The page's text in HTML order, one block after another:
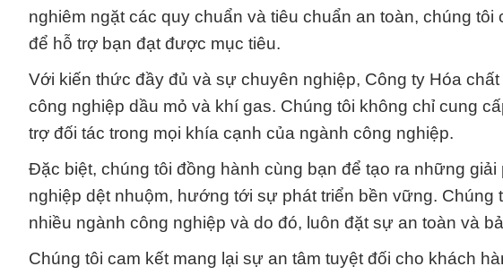
nghiêm ngặt các quy chuẩn và tiêu chuẩn an toàn, chúng
để hỗ trợ bạn đạt được mục tiêu.
Với kiến thức đầy đủ và sự chuyên nghiệp, Công ty Hóa
công nghiệp dầu mỏ và khí gas. Chúng tôi không chỉ cung
trợ đối tác trong mọi khía cạnh của ngành công nghiệp.
Đặc biệt, chúng tôi đồng hành cùng bạn để tạo ra những
nghiệp dệt nhuộm, hướng tới sự phát triển bền vững. Chúng
nhiều ngành công nghiệp và do đó, luôn đặt sự an toàn và
Chúng tôi cam kết mang lại sự an tâm tuyệt đối cho khách